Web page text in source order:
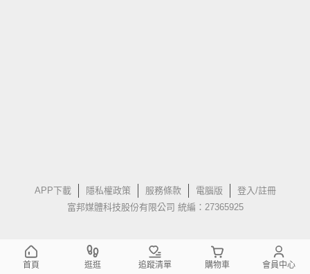
APP下載 隱私權政策 服務條款 電腦版
登入/註冊
富邦媒體科技股份有限公司 統編：27365925
首頁 逛逛 追蹤清單 購物車 會員中心